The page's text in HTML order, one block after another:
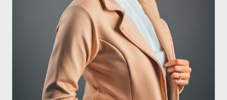
comum sentir menos sede, mas isso não significa que o seu
corpo precisa de menos hidratação. A água participa de diversas
funções importantes do organismo, como regulação da
temperatura corporal, funcionamento intestinal, transporte de
nutrientes e manutenção da disposição ao longo do dia. Quando
a ingestão de água fica baixa, ...